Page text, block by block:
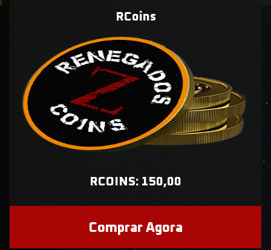
RCoins
RCOINS: 150,00
Comprar Agora